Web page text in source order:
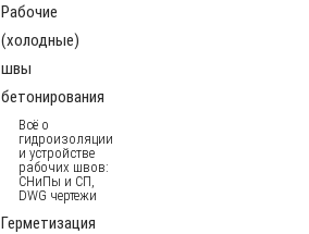
Рабочие
(холодные)
швы
бетонирования
Всё о
гидроизоляции
и устройстве
рабочих швов:
СНиПы и СП,
DWG чертежи
Герметизация